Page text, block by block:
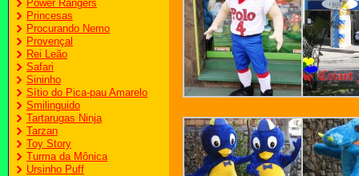
Power Rangers
Princesas
Procurando Nemo
Provençal
Rei Leão
Safari
Sininho
Sítio do Pica-pau Amarelo
Smilinguido
Tartarugas Ninja
Tarzan
Toy Story
Turma da Mônica
Ursinho Puff